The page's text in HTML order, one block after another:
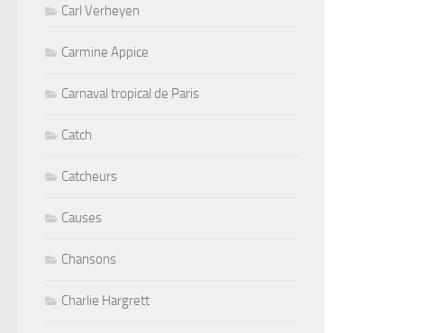
Carl Verheyen
Carmine Appice
Carnaval tropical de Paris
Catch
Catcheurs
Causes
Chansons
Charlie Hargrett